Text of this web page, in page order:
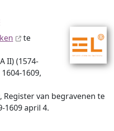
te
II) (1574-
1609,
, Register van begravenen te
1609 april 4.